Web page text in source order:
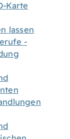
Karte
lassen
-